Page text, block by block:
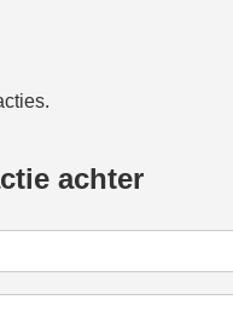
achter